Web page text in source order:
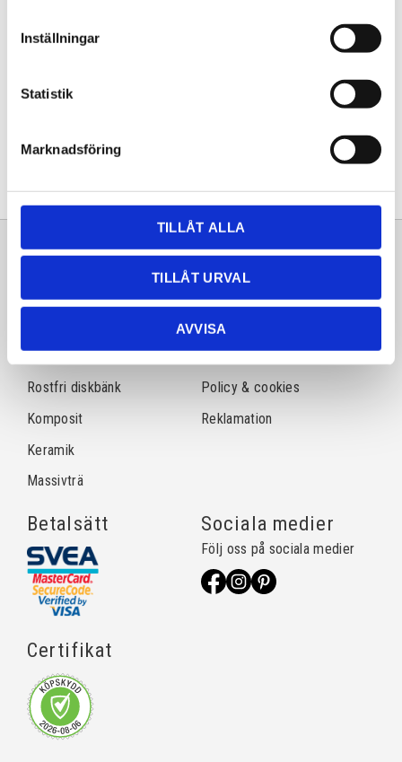
Inställningar
Statistik
Marknadsföring
TILLÅT ALLA
TILLÅT URVAL
AVVISA
Lagervara
Artikelnr
20261461
Sortiment
Natursten
Rostfri diskbänk
Komposit
Keramik
Massivträ
Information
Frågor & svar
Köpvillkor
Policy & cookies
Reklamation
Betalsätt
Certifikat
Sociala medier
Följ oss på sociala medier